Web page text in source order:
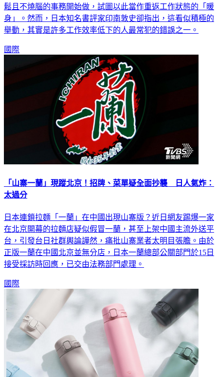
鬆且不燒腦的事務開始做，試圖以此當作重返工作狀態的「暖
身」。然而，日本知名書評家印南敦史卻指出，這看似積極的
舉動，其實是許多工作效率低下的人最常犯的錯誤之一。
國際
「山寨一蘭」現蹤北京！招牌、菜單疑全面抄襲 日人氣炸：
太過分
日本連鎖拉麵「一蘭」在中國出現山寨版？近日網友踢爆一家
在北京開幕的拉麵店疑似假冒一蘭，甚至上架中國主流外送平
台，引發台日社群輿論譁然，痛批山寨業者太明目張膽。由於
正版一蘭在中國北京並無分店，日本一蘭總部公關部門於15日
接受採訪時回應，已交由法務部門處理。
國際